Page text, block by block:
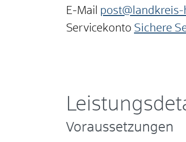
E-Mail
Servicekonto Sichere
Voraussetzungen